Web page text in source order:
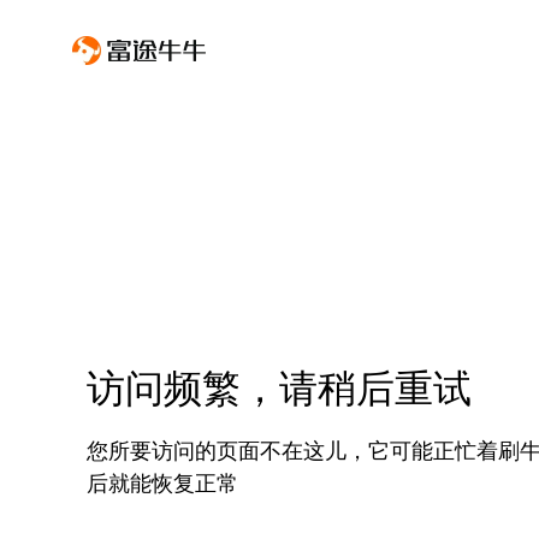
访问频繁，请稍后重试
您所要访问的页面不在这儿，它可能正忙着刷
后就能恢复正常